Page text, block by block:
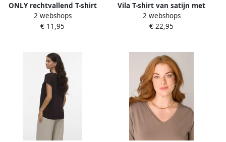
ONLY rechtvallend T-shirt
donkerbruin
2 webshops
€ 11,95
Vila T-shirt van satijn met
ronde hals model 'ELLETTE'
2 webshops
€ 22,95